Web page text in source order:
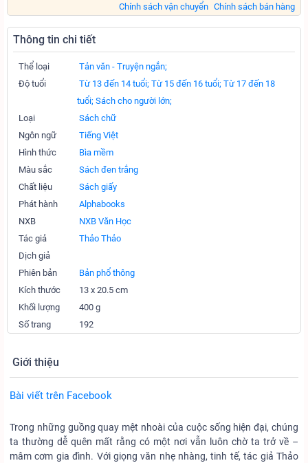
Chính sách bán hàng
Chính sách vận chuyển
Thông tin chi tiết
Thể loại
Tản văn - Truyện ngắn;
Độ tuổi
Từ 13 đến 14 tuổi; Từ 15 đến 16 tuổi; Từ 17 đến 18
tuổi; Sách cho người lớn;
Loại
Sách chữ
Ngôn ngữ
Tiếng Việt
Hình thức
Bìa mềm
Màu sắc
Sách đen trắng
Chất liệu
Sách giấy
Phát hành
Alphabooks
NXB
NXB Văn Học
Tác giả
Thảo Thảo
Dịch giả
Phiên bản
Bản phổ thông
Kích thước
13 x 20.5 cm
Khối lượng
400 g
Số trang
192
Giới thiệu
Bài viết trên Facebook
Trong những guồng quay mệt nhoài của cuộc sống hiện đại, chúng
ta thường dễ quên mất rằng có một nơi vẫn luôn chờ ta trở về –
mâm cơm gia đình. Với giọng văn nhẹ nhàng, tinh tế, tác giả Thảo